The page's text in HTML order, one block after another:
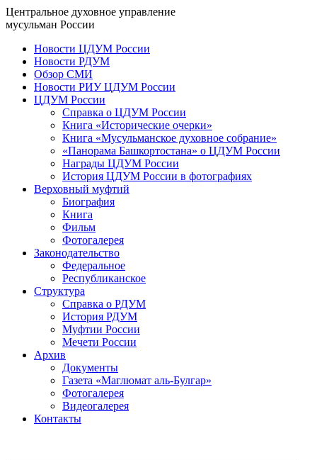
Центральное духовное управление
мусульман России
Новости ЦДУМ России
Новости РДУМ
Обзор СМИ
Новости РИУ ЦДУМ России
ЦДУМ России
Справка о ЦДУМ России
Книга «Исторические очерки»
Книга «Мусульманское духовное собрание»
«Панорама Башкортостана» о ЦДУМ России
Награды ЦДУМ России
История ЦДУМ России в фотографиях
Верховный муфтий
Биография
Книга
Фильм
Фотогалерея
Законодательство
Федеральное
Республиканское
Структура
Справка о РДУМ
История РДУМ
Муфтии России
Мечети России
Архив
Документы
Газета «Маглюмат аль-Булгар»
Фотогалерея
Видеогалерея
Контакты